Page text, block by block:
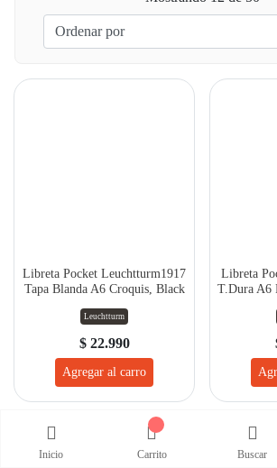
Libreta Pocket
Leuchtturm1917 Tapa
$ 22.990
Agregar al carro
Inicio Carrito Buscar